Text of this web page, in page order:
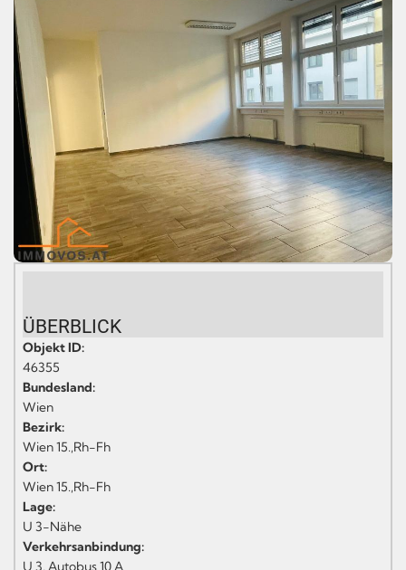
ÜBERBLICK
Objekt ID:
46355
Bundesland:
Wien
Bezirk:
Wien 15.,Rh-Fh
Ort:
Wien 15.,Rh-Fh
Lage:
U 3-Nähe
Verkehrsanbindung:
U 3, Autobus 10 A